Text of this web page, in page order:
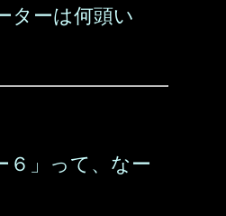
ターは何頭い
６」って、なー